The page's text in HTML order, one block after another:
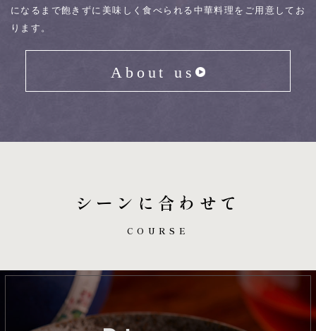
になるまで飽きずに美味しく食べられる中華料理をご用意してお
ります。
About us
シーンに合わせて
COURSE